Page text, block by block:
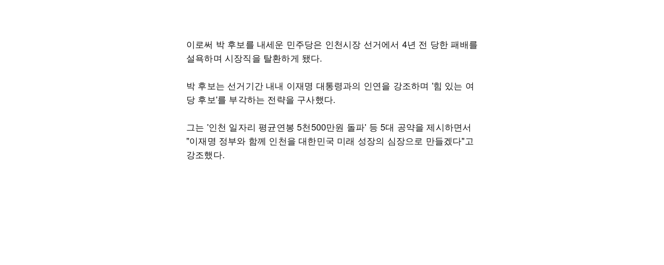
이로써 박 후보를 내세운 민주당은 인천시장 선거에서 4년 전 당한 패배를
설욕하며 시장직을 탈환하게 됐다.
박 후보는 선거기간 내내 이재명 대통령과의 인연을 강조하며 '힘 있는 여
당 후보'를 부각하는 전략을 구사했다.
그는 '인천 일자리 평균연봉 5천500만원 돌파' 등 5대 공약을 제시하면서
"이재명 정부와 함께 인천을 대한민국 미래 성장의 심장으로 만들겠다"고
강조했다.